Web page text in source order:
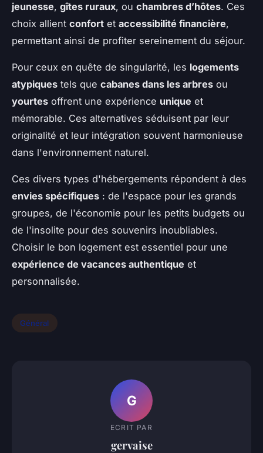
jeunesse, gîtes ruraux, ou chambres d’hôtes. Ces
choix allient confort et accessibilité financière,
permettant ainsi de profiter sereinement du séjour.
Pour ceux en quête de singularité, les logements
atypiques tels que cabanes dans les arbres ou
yourtes offrent une expérience unique et
mémorable. Ces alternatives séduisent par leur
originalité et leur intégration souvent harmonieuse
dans l'environnement naturel.
Ces divers types d'hébergements répondent à des
envies spécifiques : de l'espace pour les grands
groupes, de l'économie pour les petits budgets ou
de l'insolite pour des souvenirs inoubliables.
Choisir le bon logement est essentiel pour une
expérience de vacances authentique et
personnalisée.
Général
G
ECRIT PAR
gervaise